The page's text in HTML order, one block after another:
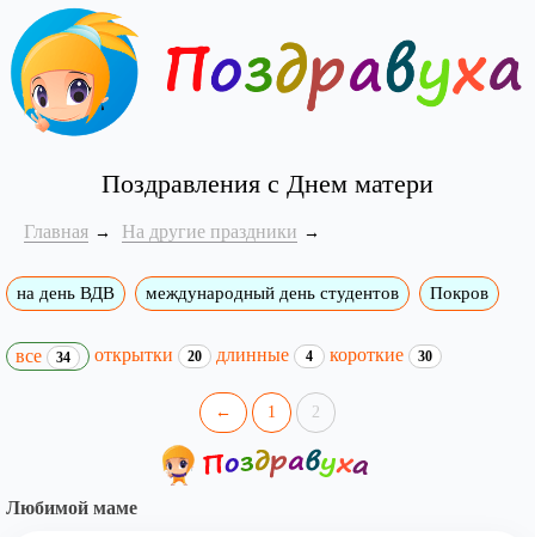
Поздравления с Днем матери
Главная На другие праздники
на день ВДВ международный день студентов Покров
все 34 открытки 20 длинные 4 короткие 30
← 1 2
Любимой маме